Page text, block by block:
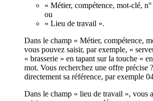
« Métier, compétence, mot-clé,
ou
« Lieu de travail ».
Dans le champ « Métier, compétence,
vous pouvez saisir, par exemple, «
« brasserie » en tapant sur la touche «
mot. Vous recherchez une offre précise
directement sa référence, par exemple
Dans le champ « lieu de travail », vous